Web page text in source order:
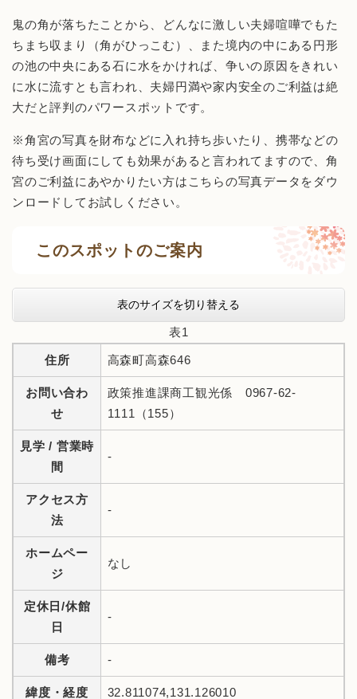
鬼の角が落ちたことから、どんなに激しい夫婦喧嘩でもた
ちまち収まり（角がひっこむ）、また境内の中にある円形
の池の中央にある石に水をかければ、争いの原因をきれい
に水に流すとも言われ、夫婦円満や家内安全のご利益は絶
大だと評判のパワースポットです。
※角宮の写真を財布などに入れ持ち歩いたり、携帯などの
待ち受け画面にしても効果があると言われてますので、角
宮のご利益にあやかりたい方はこちらの写真データをダウ
ンロードしてお試しください。
このスポットのご案内
表のサイズを切り替える
表1
住所 高森町高森646
お問い合わ
せ
政策推進課商工観光係 0967-62-
1111（155）
見学 / 営業時
間
-
アクセス方
法
-
ホームペー
ジ
なし
定休日/休館
日
-
備考 -
緯度・経度 32.811074,131.126010